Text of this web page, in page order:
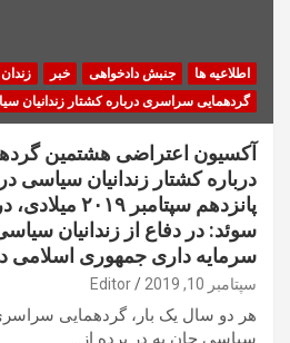
اطلاعیه ها جنبش دادخواهی خبر
گردهمایی سراسری درباره کشتار زندانیان
آکسیون اعتراضی هشتمین
درباره کشتار زندانیان سیاسی
پانزدهم
سوئد: در دفاع از زندانیان
سرمایه داری جمهوری اسلامی
سپتامبر 10, 2019 Editor
هر دو سال یک بار، گردهمایی
سیاسی جان به در برده از…